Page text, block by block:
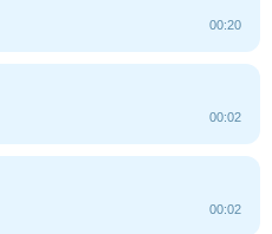
00:20
00:02
00:02